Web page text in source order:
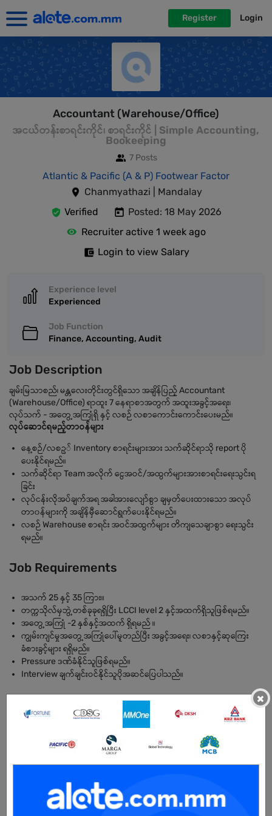
Register Login
Accountant (Warehouse/Office)
အငယ်တန်းစာရင်းကိုင်၊ စာရင်းကိုင် | Simple Accounting,
Bookeeping
7 Posts
Atlantic & Pacific (A & P) Footwear Factor
Chanmyathazi | Mandalay
Verified
Posted: 18 May 2026
Recruiter active 1 week ago
Login to view Salary
Experience level
Experienced
Job Function
Finance, Accounting, Audit
Job Description
ချမ်းမြသာစည်၊ မန္တလေးတိုင်းတွင်ရှိသော အချိန်ပြည့် Accountant
(Warehouse/Office) ရာထူး 7 နေရာစာအတွက် အထူးအခွင့်အရေး၊
လုပ်သက် - အတွေ့အကြုံရှိ နှင့် လစဉ် လစာကောင်းကောင်းပေးမည်။
လုပ်ဆောင်ရမည့်တာဝန်များ
နေ့စဉ်/လစဥ် Inventory စာရင်းများအား သက်ဆိုင်ရာသို report ပို
ပေးနိုင်ရမည်။
သက်ဆိုင်ရာ Team အလိုက် ငွေအဝင်/အထွက်များအားစာရင်းရေးသွင်းရ
ခြင်း
လုပ်ငန်းလိုအပ်ချက်အရ အခါအားလျော်စွာ ချမှတ်ပေးထားသော အလုပ်
တာ၀န်များကို အချိန်မှီဆောင်ရွက်ပေးနိုင်ရမည်။
လစဉ် Warehouse စာရင်း အဝင်အထွက်များ တိကျသေချာစွာ ရေးသွင်း
ရမည်။
Job Requirements
အသက် 25 နှင့် 35 ကြား။
တက္ကသိုလ်မှဘွဲ့တစ်ခုခုရရှိပြီး LCCI level 2 နှင့်အထက်ရှိသူဖြစ်ရမည်။
အတွေ့အကြုံ -2 နှစ်နှင့်အထက် ရှိရမည် ။
ကျွမ်းကျင်မှုအတွေ့အကြုံပေါ်မူတည်ပြီး အခွင့်အရေး၊ လစာနှင့်ဆုကြေး
ခံစားခွင့်များ ရရှိမည်။
Pressure ဒဏ်ခံနိုင်သူဖြစ်ရမည်။
Interview ချက်ချင်းဝင်နိုင်သူပိုအဆင်ပြေပါသည်။
BENEFITS
Salary - Nego
×